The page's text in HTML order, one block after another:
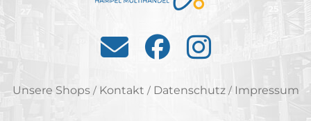
Unsere Shops/ Kontakt / Datenschutz/ Impressum